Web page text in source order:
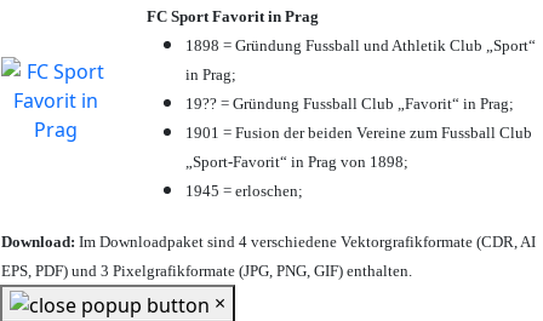
FC Sport Favorit in Prag
1898 = Gründung Fussball und Athletik Club „Sport“
in Prag;
19?? = Gründung Fussball Club „Favorit“ in Prag;
1901 = Fusion der beiden Vereine zum Fussball Club
„Sport-Favorit“ in Prag von 1898;
1945 = erloschen;
Download: Im Downloadpaket sind 4 verschiedene Vektorgrafikformate (CDR, AI
EPS, PDF) und 3 Pixelgrafikformate (JPG, PNG, GIF) enthalten.
×